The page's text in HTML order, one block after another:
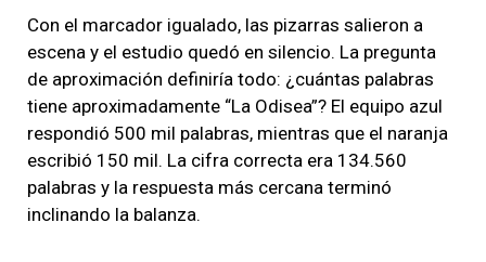
Con el marcador igualado, las pizarras salieron a
escena y el estudio quedó en silencio. La pregunta
de aproximación definiría todo: ¿cuántas palabras
tiene aproximadamente “La Odisea”? El equipo azul
respondió 500 mil palabras, mientras que el naranja
escribió 150 mil. La cifra correcta era 134.560
palabras y la respuesta más cercana terminó
inclinando la balanza.